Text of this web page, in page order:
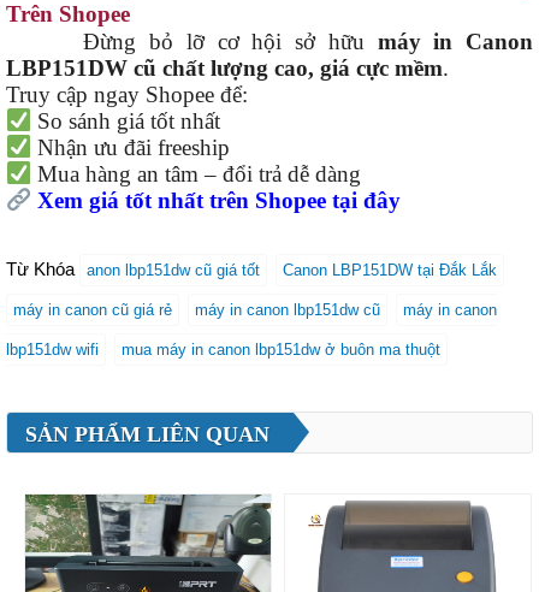
Trên Shopee
Đừng bỏ lỡ cơ hội sở hữu máy in Canon
LBP151DW cũ chất lượng cao, giá cực mềm.
Truy cập ngay Shopee để:
So sánh giá tốt nhất
Nhận ưu đãi freeship
Mua hàng an tâm – đổi trả dễ dàng
Xem giá tốt nhất trên Shopee tại đây
Từ Khóa anon lbp151dw cũ giá tốt Canon LBP151DW tại Đắk Lắk
máy in canon cũ giá rẻ máy in canon lbp151dw cũ máy in canon
lbp151dw wifi mua máy in canon lbp151dw ở buôn ma thuột
SẢN PHẨM LIÊN QUAN